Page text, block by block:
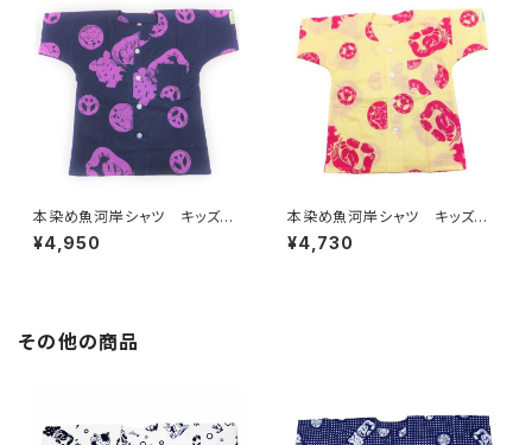
いちシャツ 焼津 浜通り 港
町
ぐいシャツ 濱いちシャツ 焼
津 浜通り 港町
本染め魚河岸シャツ キッズ用1
30サイズ 認定証付き 木綿
晒 平和柄 紺×紫 子供用
¥4,950
本染め魚河岸シャツ キッズ用1
30サイズ 認定証付き 木綿
晒 平和柄 うす黄色×ピン
¥4,730
その他の商品